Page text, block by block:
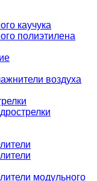
каучука
полиэтилена
воздуха
модульного